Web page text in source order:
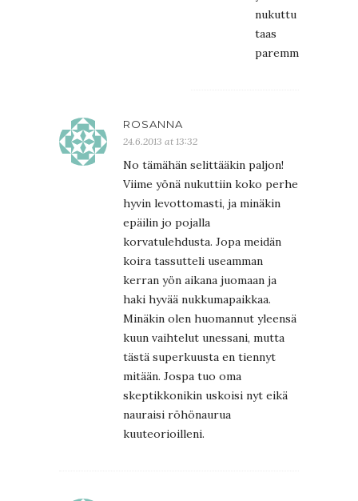
nukuttu
taas
paremmin.
ROSANNA
24.6.2013 at 13:32
No tämähän selittääkin paljon!
Viime yönä nukuttiin koko perhe
hyvin levottomasti, ja minäkin
epäilin jo pojalla
korvatulehdusta. Jopa meidän
koira tassutteli useamman
kerran yön aikana juomaan ja
haki hyvää nukkumapaikkaa.
Minäkin olen huomannut yleensä
kuun vaihtelut unessani, mutta
tästä superkuusta en tiennyt
mitään. Jospa tuo oma
skeptikkonikin uskoisi nyt eikä
nauraisi röhönaurua
kuuteorioilleni.